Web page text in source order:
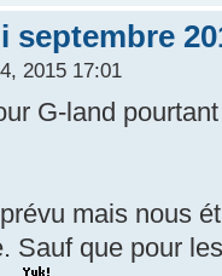
septembre
2015 17:01
G-land
mais nous
Sauf que pour